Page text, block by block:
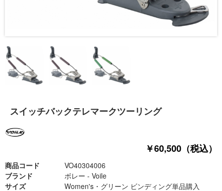
スイッチバックテレマークツーリング
￥60,500（税込）
商品コード
VO40304006
ブランド
ボレー - Voile
サイズ
Women's・グリーン ビンディング単品購入